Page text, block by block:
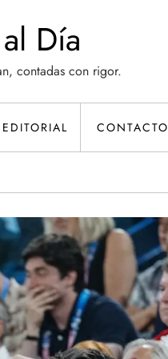
Día
contadas con rigor.
EDITORIAL CONTACTO